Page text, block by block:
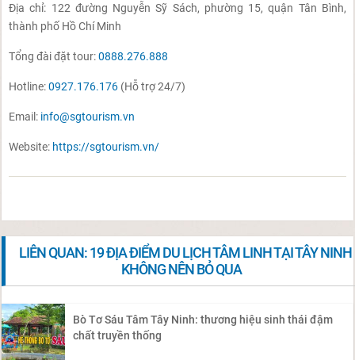
Địa chỉ: 122 đường Nguyễn Sỹ Sách, phường 15, quận Tân Bình,
thành phố Hồ Chí Minh
Tổng đài đặt tour:0888.276.888
Hotline:0927.176.176 (Hỗ trợ 24/7)
Email: info@sgtourism.vn
Website: https://sgtourism.vn/
LIÊN QUAN: 19 ĐỊA ĐIỂM DU LỊCH TÂM LINH TẠI TÂY NINH
KHÔNG NÊN BỎ QUA
Bò Tơ Sáu Tâm Tây Ninh: thương hiệu sinh thái đậm
chất truyền thống